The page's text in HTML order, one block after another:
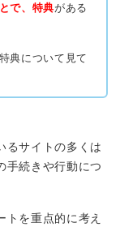
で、特典がある
典について見て
るサイトの多くは
手続きや行動につ
トを重点的に考え